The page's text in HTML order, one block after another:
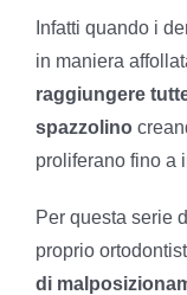
Infatti quando i
in maniera
raggiungere
spazzolino
proliferano fino a
Per questa serie
proprio
di